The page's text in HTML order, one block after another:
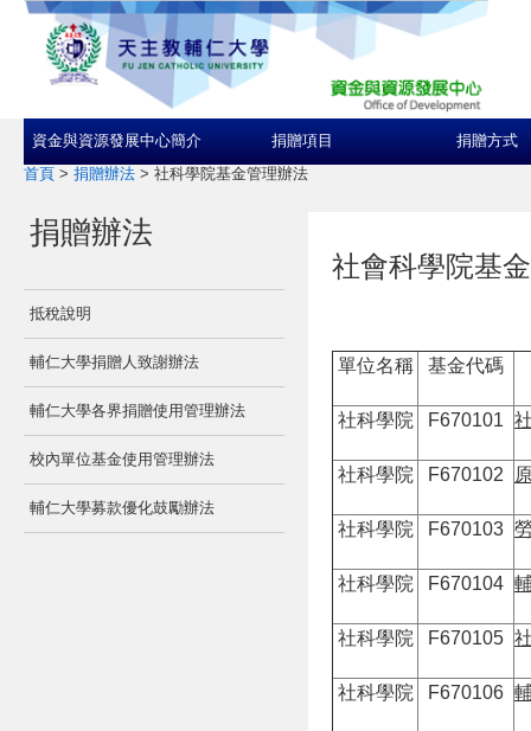
資金與資源發展中心簡介 捐贈項目 捐贈方式
首頁 > 捐贈辦法 > 社科學院基金管理辦法
捐贈辦法
抵稅說明
輔仁大學捐贈人致謝辦法
輔仁大學各界捐贈使用管理辦法
校內單位基金使用管理辦法
輔仁大學募款優化鼓勵辦法
社會科學院基
單位名稱 基金代碼
社科學院 F670101
社科學院 F670102
社科學院 F670103
社科學院 F670104
社科學院 F670105
社科學院 F670106